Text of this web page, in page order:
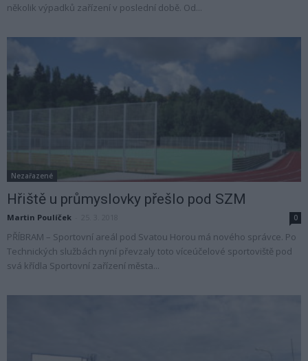
několik výpadků zařízení v poslední době. Od...
Nezařazené
Hřiště u průmyslovky přešlo pod SZM
Martin Poulíček 0
PŘÍBRAM – Sportovní areál pod Svatou Horou má nového správce. Po
Technických službách nyní převzaly toto víceúčelové sportoviště pod
svá křídla Sportovní zařízení města...